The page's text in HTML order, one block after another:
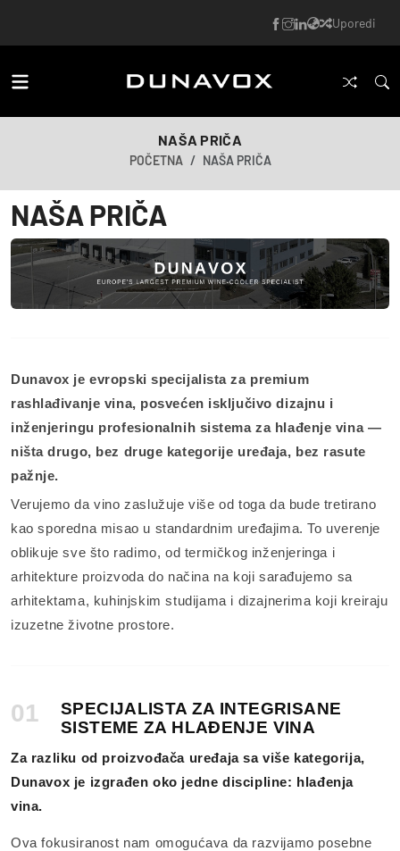
Uporedi
NAŠA PRIČA
POČETNA NAŠA PRIČA
NAŠA PRIČA
Dunavox je evropski specijalista za premium
rashlađivanje vina, posvećen isključivo dizajnu i
inženjeringu profesionalnih sistema za hlađenje vina —
ništa drugo, bez druge kategorije uređaja, bez rasute
pažnje.
Verujemo da vino zaslužuje više od toga da bude tretirano
kao sporedna misao u standardnim uređajima. To uverenje
oblikuje sve što radimo, od termičkog inženjeringa i
arhitekture proizvoda do načina na koji sarađujemo sa
arhitektama, kuhinjskim studijama i dizajnerima koji kreiraju
izuzetne životne prostore.
01
SPECIJALISTA ZA INTEGRISANE
SISTEME ZA HLAĐENJE VINA
Za razliku od proizvođača uređaja sa više kategorija,
Dunavox je izgrađen oko jedne discipline: hlađenja
vina.
Ova fokusiranost nam omogućava da razvijamo posebne